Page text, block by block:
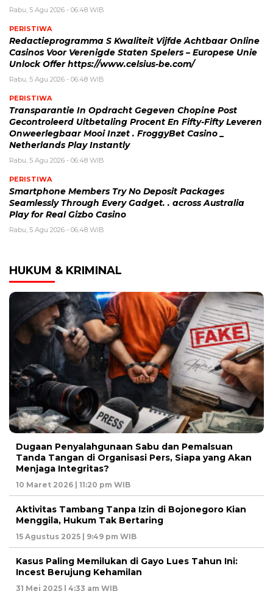
Rabu, 5 Agu 2026 - 06:48 WIB
PERISTIWA
Redactieprogramma S Kwaliteit Vijfde Achtbaar Online
Casinos Voor Verenigde Staten Spelers – Europese Unie
Unlock Offer https://www.celsius-be.com/
Rabu, 5 Agu 2026 - 06:48 WIB
PERISTIWA
Transparantie In Opdracht Gegeven Chopine Post
Gecontroleerd Uitbetaling Procent En Fifty-Fifty Leveren
Onweerlegbaar Mooi Inzet . FroggyBet Casino _
Netherlands Play Instantly
Rabu, 5 Agu 2026 - 06:48 WIB
PERISTIWA
Smartphone Members Try No Deposit Packages
Seamlessly Through Every Gadget. . across Australia
Play for Real Gizbo Casino
Rabu, 5 Agu 2026 - 06:48 WIB
HUKUM & KRIMINAL
Dugaan Penyalahgunaan Sabu dan Pemalsuan
Tanda Tangan di Organisasi Pers, Siapa yang Akan
Menjaga Integritas?
10 Maret 2026 | 11:20 pm WIB
Aktivitas Tambang Tanpa Izin di Bojonegoro Kian
Menggila, Hukum Tak Bertaring
15 Agustus 2025 | 9:49 pm WIB
Kasus Paling Memilukan di Gayo Lues Tahun Ini:
Incest Berujung Kehamilan
31 Mei 2025 | 4:33 am WIB